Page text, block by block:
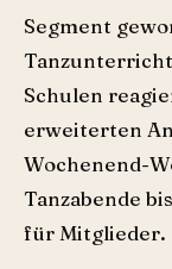
Segment
Schulen
erweiterten
Wochenend-
Tanzabende
für Mitglieder.